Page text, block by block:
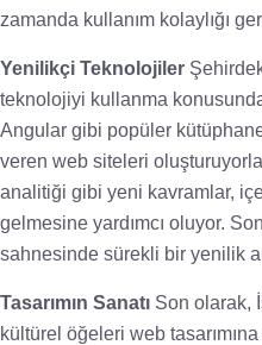
zamanda kullanım kolaylığı
Yenilikçi Teknolojiler
teknolojiyi kullanma
Angular gibi popüler
veren web siteleri
analitiği gibi yeni kavramlar,
gelmesine yardımcı oluyor.
sahnesinde sürekli bir yenilik
Tasarımın Sanatı Son olarak,
kültürel öğeleri web